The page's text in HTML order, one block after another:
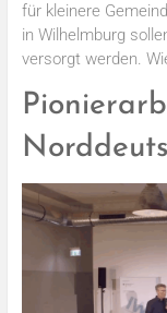
für kleinere
in Wilhelmburg
versorgt werden.